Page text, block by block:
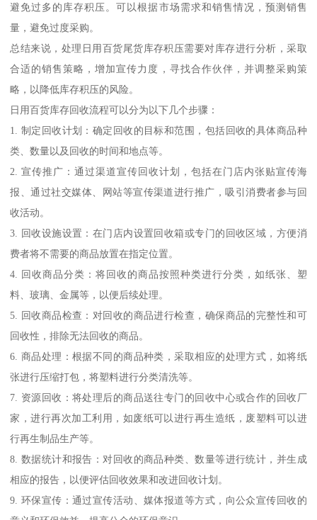
避免过多的库存积压。可以根据市场需求和销售情况，预测销售
量，避免过度采购。
总结来说，处理日用百货尾货库存积压需要对库存进行分析，采取
合适的销售策略，增加宣传力度，寻找合作伙伴，并调整采购策
略，以降低库存积压的风险。
日用百货库存回收流程可以分为以下几个步骤：
1. 制定回收计划：确定回收的目标和范围，包括回收的具体商品种
类、数量以及回收的时间和地点等。
2. 宣传推广：通过渠道宣传回收计划，包括在门店内张贴宣传海
报、通过社交媒体、网站等宣传渠道进行推广，吸引消费者参与回
收活动。
3. 回收设施设置：在门店内设置回收箱或专门的回收区域，方便消
费者将不需要的商品放置在指定位置。
4. 回收商品分类：将回收的商品按照种类进行分类，如纸张、塑
料、玻璃、金属等，以便后续处理。
5. 回收商品检查：对回收的商品进行检查，确保商品的完整性和可
回收性，排除无法回收的商品。
6. 商品处理：根据不同的商品种类，采取相应的处理方式，如将纸
张进行压缩打包，将塑料进行分类清洗等。
7. 资源回收：将处理后的商品送往专门的回收中心或合作的回收厂
家，进行再次加工利用，如废纸可以进行再生造纸，废塑料可以进
行再生制品生产等。
8. 数据统计和报告：对回收的商品种类、数量等进行统计，并生成
相应的报告，以便评估回收效果和改进回收计划。
9. 环保宣传：通过宣传活动、媒体报道等方式，向公众宣传回收的